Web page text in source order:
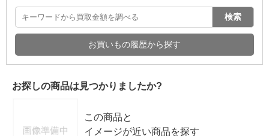
検索
お買いもの履歴から探す
お探しの商品は見つかりましたか?
この商品と
イメージが近い商品を探す